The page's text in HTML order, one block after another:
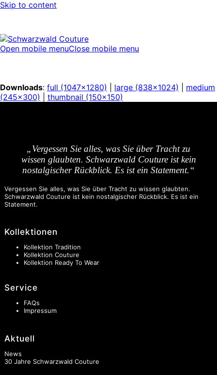
Skip to content
Open mobile menuClose mobile menu
Downloads: full (1047x1280) large (838x1024)
medium
(245x300)
thumbnail (150x150)
„Vergessen Sie alles, was Sie über Tracht zu
wissen glaubten. Schwarzwald Couture ist kein
nostalgischer Rückblick. Es ist ein Statement.“
Vergessen Sie alles, was Sie über Tracht zu wissen glaubten.
Schwarzwald Couture ist kein nostalgischer Rückblick. Es ist ein
Statement.
Kollektionen
Kollektion Tradition
Kollektion Couture
Kollektion Ready To Wear
Service
FAQs
Impressum
Aktuell
News
30 Jahre Schwarzwald Couture